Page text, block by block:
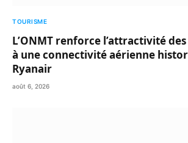
TOURISME
L’ONMT renforce l’attractivité
à une connectivité aérienne
Ryanair
août 6, 2026